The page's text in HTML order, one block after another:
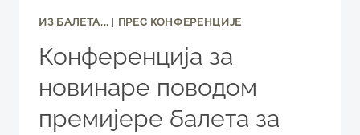
ИЗ БАЛЕТА... ПРЕС КОНФЕРЕНЦИЈЕ
Конференција за
новинаре поводом
премијере балета за